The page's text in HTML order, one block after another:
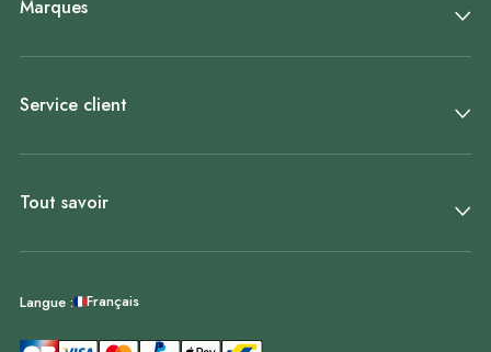
Marques
Service client
Tout savoir
Langue : Français